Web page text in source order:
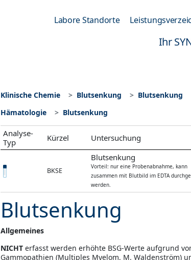
Labore Standorte
Ihr
Klinische Chemie Blutsenkung
Blutsenkung
Hämatologie
Blutsenkung
Analyse-
Typ
Kürzel Untersuchung
BKSE
Blutsenkung
Vorteil: nur eine Probenabnahme, kann
zusammen mit Blutbild im EDTA
werden.
Blutsenkung
Allgemeines
NICHT erfasst werden erhöhte BSG-Werte aufgrund
Gammopathien (Multiples Myelom, M. Waldenström)